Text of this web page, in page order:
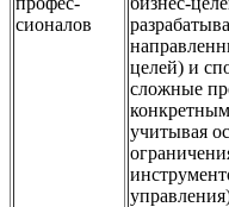
сионалов
целей) и
сложные
учитывая